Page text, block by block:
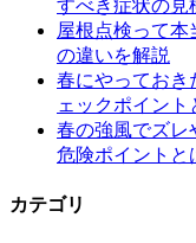
すべき症状の見
屋根点検って
の違いを解説
春にやっておき
ェックポイント
春の強風でズレ
危険ポイントと
カテゴリ